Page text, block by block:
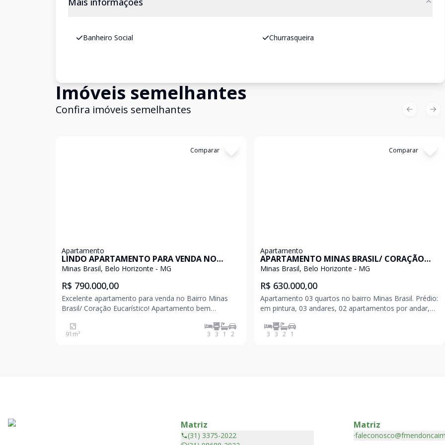
Banheiro Social Churrasqueira
Imóveis semelhantes
Confira imóveis semelhantes
Comparar
Apartamento
LINDO APARTAMENTO PARA VENDA NO
MINAS BRASIL
Minas Brasil, Belo Horizonte - MG
R$ 790.000,00
Excelente apartamento para venda no Bairro Minas
Brasil/ Coração Eucarístico! Apartamento bem
todo revestido! Elevador, salão de festas montado,
brinquedoteca. 2 vagas de garagem. Apartame
91 m² 3 3 1 2
Comparar
Apartamento
APARTAMENTO MINAS BRASIL/ CORAÇÃO
EUCARÍSTICO
Minas Brasil, Belo Horizonte - MG
R$ 630.000,00
Apartamento 03 quartos no bairro Minas Brasil. Prédio:
em pintura, 03 andares, 02 apartamentos por andar,
quadra, salão de festa, interfone, portão eletrônico,
3 3 2 1
Previous
Matriz
(31) 3375-2022
Matriz